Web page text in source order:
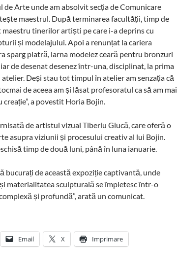
de Arte unde am absolvit secția de Comunicare
maestrul. După terminarea facultății, timp de
maestru tinerilor artiști pe care i-a deprins cu
și modelajului. Apoi a renunțat la cariera
sparg piatră, iarna modelez ceară pentru bronzuri
de desenat desenez într-una, disciplinat, la prima
Deși stau tot timpul în atelier am senzația că
de aceea am și lăsat profesoratul ca să am mai
a povestit Horia Bojin.
de artistul vizual Tiberiu Giucă, care oferă o
asupra viziunii și procesului creativ al lui Bojin.
timp de două luni, până în luna ianuarie.
bucurați de această expoziție captivantă, unde
materialitatea sculpturală se împletesc într-o
și profundă”, arată un comunicat.
Email X Imprimare